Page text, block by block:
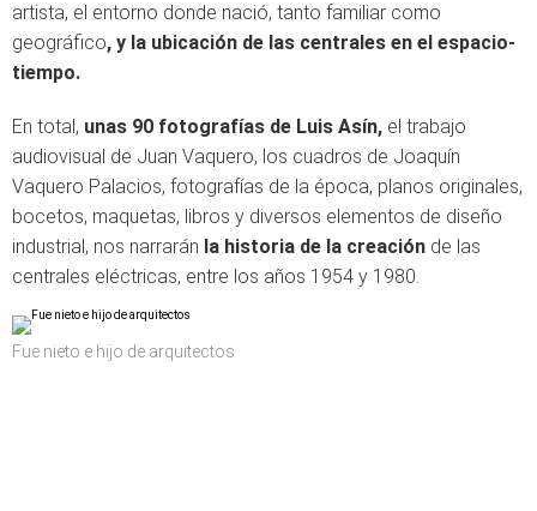
artista, el entorno donde nació, tanto familiar como
geográfico, y la ubicación de las centrales en el espacio-
tiempo.
En total, unas 90 fotografías de Luis Asín, el trabajo
audiovisual de Juan Vaquero, los cuadros de Joaquín
Vaquero Palacios, fotografías de la época, planos originales,
bocetos, maquetas, libros y diversos elementos de diseño
industrial, nos narrarán la historia de la creación de las
centrales eléctricas, entre los años 1954 y 1980.
Fue nieto e hijo de arquitectos